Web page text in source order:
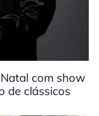
com show
de clássicos